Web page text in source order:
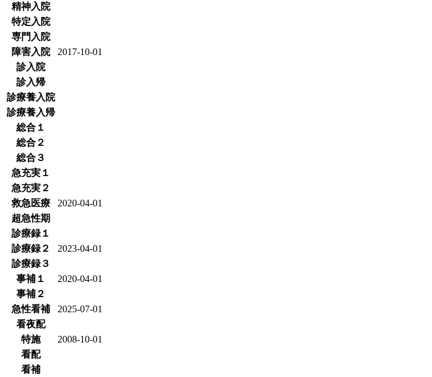
精神入院
特定入院
専門入院
障害入院
2017-10-01
診入院
診入帰
診療養入院
診療養入帰
総合１
総合２
総合３
急充実１
急充実２
救急医療
2020-04-01
超急性期
診療録１
診療録２
2023-04-01
診療録３
事補１
2020-04-01
事補２
急性看補
2025-07-01
看夜配
特施
2008-10-01
看配
看補